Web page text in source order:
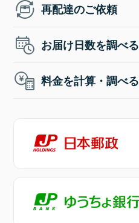
再配達のご依頼
お届け日数を調べる
料金を計算・調べる